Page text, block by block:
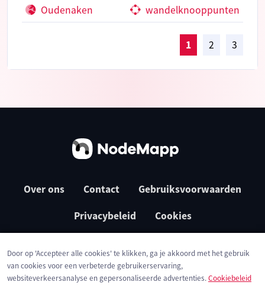
Oudenaken
wandelknooppunten
1 2 3
Over ons Contact Gebruiksvoorwaarden
Privacybeleid Cookies
Door op 'Accepteer alle cookies' te klikken, ga je akkoord met het gebruik
van cookies voor een verbeterde gebruikerservaring,
websiteverkeersanalyse en gepersonaliseerde advertenties.Cookiebeleid